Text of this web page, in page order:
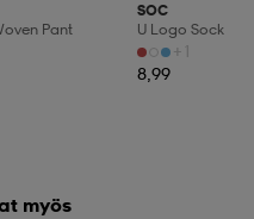
Pant
SOC
U Logo Sock
+1
8,99
myös